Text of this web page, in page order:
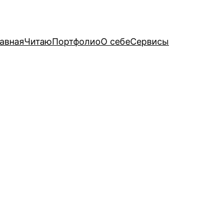
ЧитаюПортфолиоО себеСервисы